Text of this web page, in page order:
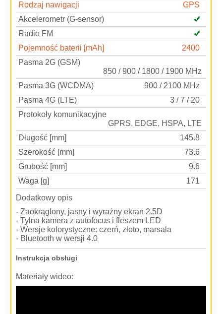
Rodzaj nawigacji
GPS
Akcelerometr (G-sensor)
Radio FM
Pojemność baterii [mAh]
2400
Pasma 2G (GSM)
850 / 900 / 1800 / 1900 MHz
Pasma 3G (WCDMA)
900 / 2100 MHz
Pasma 4G (LTE)
3 / 7 / 20
Protokoły komunikacyjne
GPRS, EDGE, HSPA, LTE
Długość [mm]
145.8
Szerokość [mm]
73.6
Grubość [mm]
9.6
Waga [g]
171
Dodatkowy opis
- Zaokrąglony, jasny i wyraźny ekran 2.5D
- Tylna kamera z autofocus i fleszem LED
- Wersje kolorystyczne: czerń, złoto, marsala
- Bluetooth w wersji 4.0
Instrukcja obsługi
Materiały wideo: